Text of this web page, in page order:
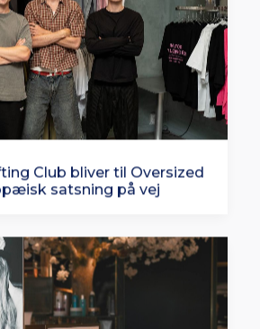
Club bliver til Oversized
satsning på vej